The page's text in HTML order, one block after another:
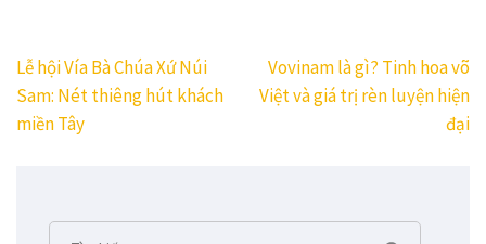
Điều
hướng
bài
Lễ hội Vía Bà Chúa Xứ Núi
Sam: Nét thiêng hút khách
miền Tây
Vovinam là gì? Tinh hoa võ
Việt và giá trị rèn luyện hiện
đại